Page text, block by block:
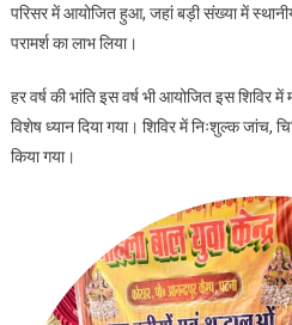
परिसर में आयोजित हुआ, जहां बड़ी संख्या में
परामर्श का लाभ लिया।
हर वर्ष की भांति इस वर्ष भी आयोजित इस शिविर
विशेष ध्यान दिया गया। शिविर में निःशुल्क जांच,
किया गया।